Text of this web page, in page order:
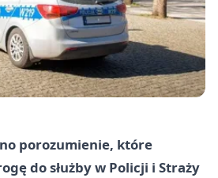
porozumienie, które
do służby w Policji i Straży